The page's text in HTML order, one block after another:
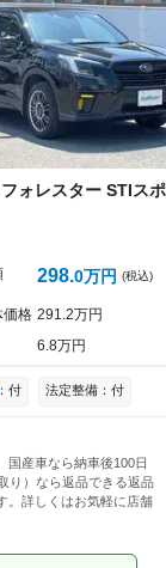
0文字/140文字
フォレスター STIス
298 0万円 (税込)
価格 291 2万円
6 8万円
：付 法定整備：付
国産車なら納車後100日
り）なら返品できる返品
。詳しくはお気軽に店舗